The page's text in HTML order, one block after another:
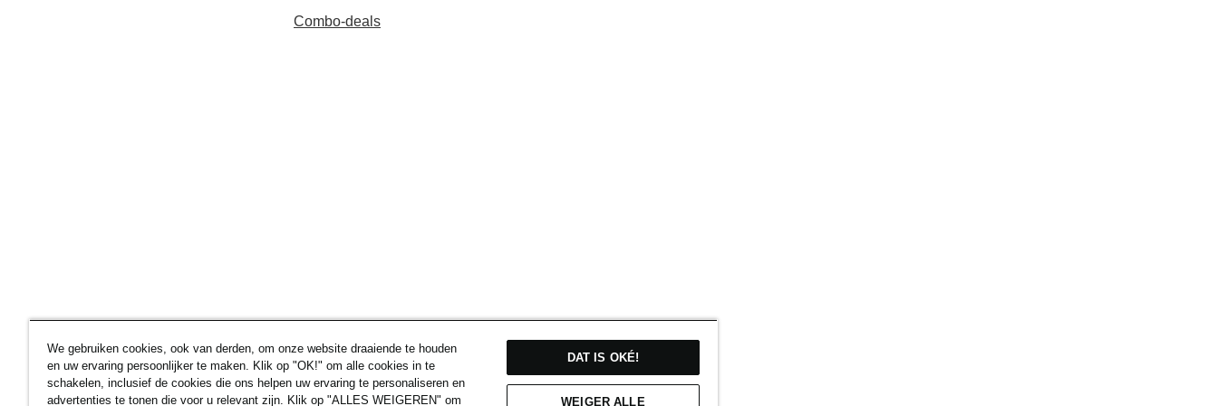
Combo-deals
We gebruiken cookies, ook van derden, om onze website draaiende te houden
en uw ervaring persoonlijker te maken. Klik op "OK!" om alle cookies in te
schakelen, inclusief de cookies die ons helpen uw ervaring te personaliseren en
advertenties te tonen die voor u relevant zijn. Klik op "ALLES WEIGEREN" om
DAT IS OKÉ!
WEIGER ALLE